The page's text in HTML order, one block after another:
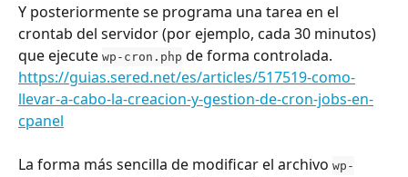
Y posteriormente se programa una tarea en el
crontab del servidor (por ejemplo, cada 30 minutos)
que ejecute wp-cron.php de forma controlada.
https://guias.sered.net/es/articles/517519-como-
llevar-a-cabo-la-creacion-y-gestion-de-cron-jobs-en-
cpanel
La forma más sencilla de modificar el archivo wp-